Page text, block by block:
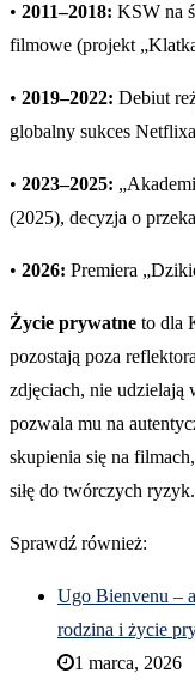
• 2011–2018: KSW na
filmowe (projekt
• 2019–2022: Debiut
globalny sukces
• 2023–2025:
(2025), decyzja o
• 2026: Premiera
Życie prywatne to dla
pozostają poza
zdjęciach, nie
pozwala mu na
skupienia się na
siłę do twórczych ryzyk.
Sprawdź również:
Ugo Bienvenu –
rodzina i życie
1 marca, 2026